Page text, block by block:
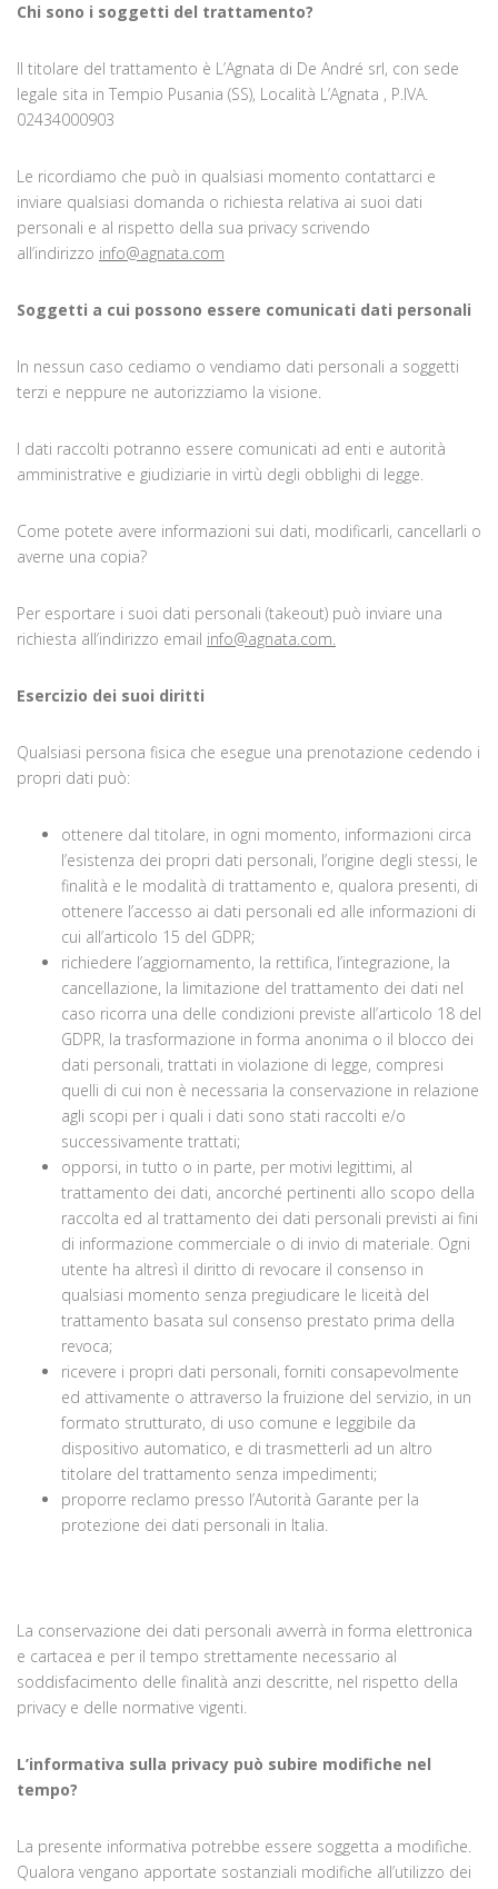
Chi sono i soggetti del trattamento?
Il titolare del trattamento è L’Agnata di De André srl, con sede
legale sita in Tempio Pusania (SS), Località L’Agnata , P.IVA.
02434000903
Le ricordiamo che può in qualsiasi momento contattarci e
inviare qualsiasi domanda o richiesta relativa ai suoi dati
personali e al rispetto della sua privacy scrivendo
all’indirizzo info@agnata.com
Soggetti a cui possono essere comunicati dati personali
In nessun caso cediamo o vendiamo dati personali a soggetti
terzi e neppure ne autorizziamo la visione.
I dati raccolti potranno essere comunicati ad enti e autorità
amministrative e giudiziarie in virtù degli obblighi di legge.
Come potete avere informazioni sui dati, modificarli, cancellarli o
averne una copia?
Per esportare i suoi dati personali (takeout) può inviare una
richiesta all’indirizzo email info@agnata.com.
Esercizio dei suoi diritti
Qualsiasi persona fisica che esegue una prenotazione cedendo i
propri dati può:
ottenere dal titolare, in ogni momento, informazioni circa
l’esistenza dei propri dati personali, l’origine degli stessi, le
finalità e le modalità di trattamento e, qualora presenti, di
ottenere l’accesso ai dati personali ed alle informazioni di
cui all’articolo 15 del GDPR;
richiedere l’aggiornamento, la rettifica, l’integrazione, la
cancellazione, la limitazione del trattamento dei dati nel
caso ricorra una delle condizioni previste all’articolo 18 del
GDPR, la trasformazione in forma anonima o il blocco dei
dati personali, trattati in violazione di legge, compresi
quelli di cui non è necessaria la conservazione in relazione
agli scopi per i quali i dati sono stati raccolti e/o
successivamente trattati;
opporsi, in tutto o in parte, per motivi legittimi, al
trattamento dei dati, ancorché pertinenti allo scopo della
raccolta ed al trattamento dei dati personali previsti ai fini
di informazione commerciale o di invio di materiale. Ogni
utente ha altresì il diritto di revocare il consenso in
qualsiasi momento senza pregiudicare le liceità del
trattamento basata sul consenso prestato prima della
revoca;
ricevere i propri dati personali, forniti consapevolmente
ed attivamente o attraverso la fruizione del servizio, in un
formato strutturato, di uso comune e leggibile da
dispositivo automatico, e di trasmetterli ad un altro
titolare del trattamento senza impedimenti;
proporre reclamo presso l’Autorità Garante per la
protezione dei dati personali in Italia.
La conservazione dei dati personali avverrà in forma elettronica
e cartacea e per il tempo strettamente necessario al
soddisfacimento delle finalità anzi descritte, nel rispetto della
privacy e delle normative vigenti.
L’informativa sulla privacy può subire modifiche nel
tempo?
La presente informativa potrebbe essere soggetta a modifiche.
Qualora vengano apportate sostanziali modifiche all’utilizzo dei